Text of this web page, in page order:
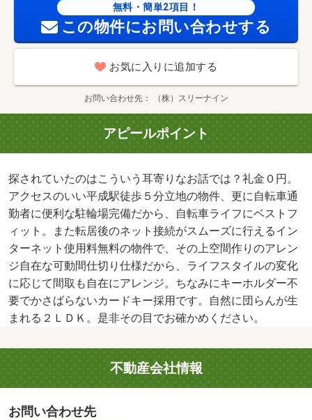
無料・簡単2項目！
この物件にお問い合わせする
お気に入りに追加する
お問い合わせ先 （株）スリーナイン
アピールポイント
探されていたのはこういう耳寄りなお話では？礼金０円。
アクセスのいい平成駅徒歩５分立地の物件、更に自転車通
勤者に便利な駐輪場完備だから、自転車ライフにベストフ
ィット。また転居後のネット接続がスムーズに行えるイン
ターネット使用料無料の物件で、その上空間作りのアレン
ジ自在な可動間仕切り仕様だから、ライフスタイルの変化
に応じて間取も自在にアレンジ。ちなみにキーホルダー不
要でかさばらないカードキー採用です。自然に団らんが生
まれる２ＬＤＫ。是非その目でお確かめください。
不動産会社情報
お問い合わせ先